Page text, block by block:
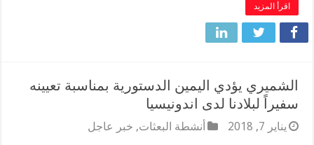
اقرأ المزيد
الشميري يؤدي اليمين الدستورية بمناسبة تعيينه
سفيراً لبلادنا لدى اندونيسيا
يناير 7, 2018 أنشطة البعثات, خبر عاجل